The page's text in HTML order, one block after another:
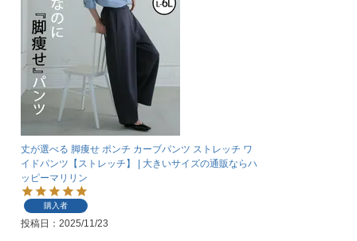
丈が選べる 脚痩せ ポンチ カーブパンツ ストレッチ ワ
イドパンツ【ストレッチ】 | 大きいサイズの通販ならハ
ッピーマリリン
購入者
投稿日 2025/11/23